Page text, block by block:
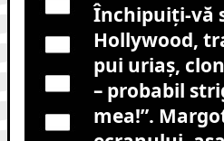
Închipuiți-vă
Hollywood,
pui uriaș,
– probabil
mea!”.